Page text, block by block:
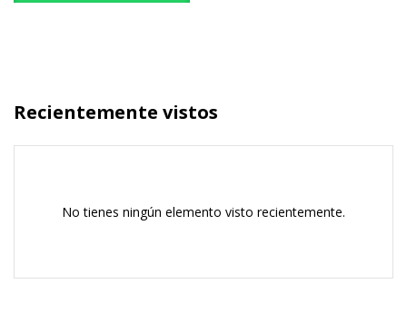
Recientemente vistos
No tienes ningún elemento visto recientemente.